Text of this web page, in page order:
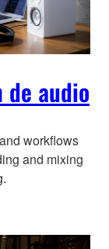
audio
workflows
and mixing